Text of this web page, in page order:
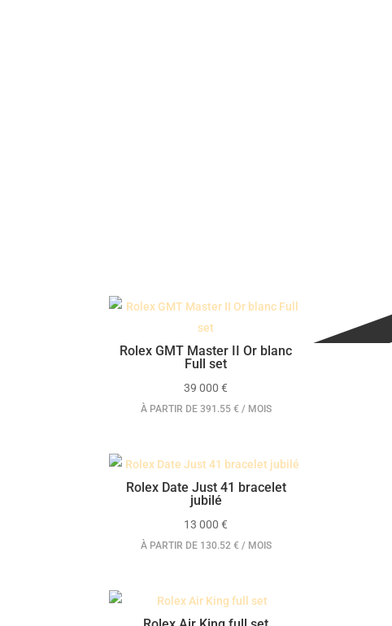
Rolex GMT Master II Or blanc
Full set
39 000€
À PARTIR DE 391.55 € / MOIS
Rolex Date Just 41 bracelet
jubilé
13 000€
À PARTIR DE 130.52 € / MOIS